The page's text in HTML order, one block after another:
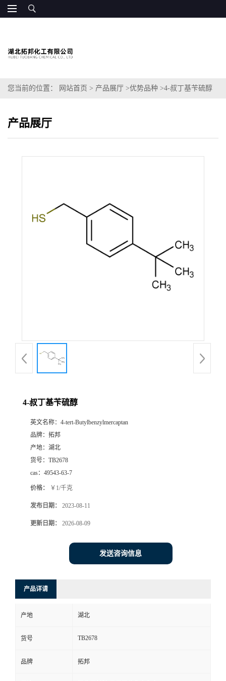
您当前的位置： 网站首页 > 产品展厅 >优势品种 >4-叔丁基苄硫醇
产品展厅
4-叔丁基苄硫醇
英文名称： 4-tert-Butylbenzylmercaptan
品牌： 拓邦
产地： 湖北
货号： TB2678
cas： 49543-63-7
价格： ￥1/千克
发布日期： 2023-08-11
更新日期： 2026-08-09
发送咨询信息
产品详请
产地 湖北
货号 TB2678
品牌 拓邦